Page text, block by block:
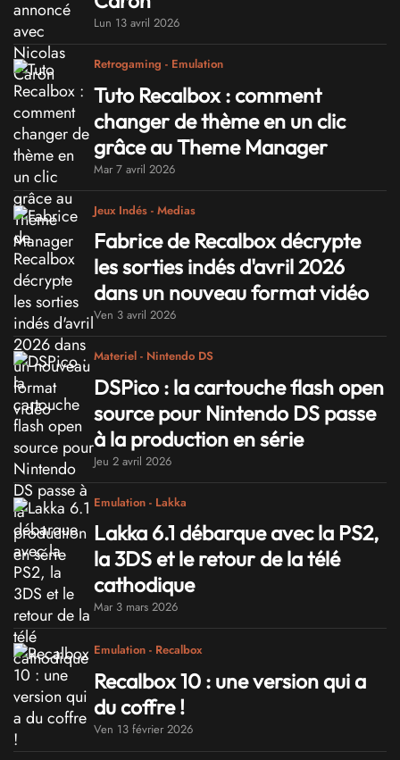
Lun 13 avril 2026
Retrogaming - Emulation
Tuto Recalbox : comment
changer de thème en un clic
grâce au Theme Manager
Mar 7 avril 2026
Jeux Indés - Medias
Fabrice de Recalbox décrypte
les sorties indés d'avril 2026
dans un nouveau format vidéo
Ven 3 avril 2026
Materiel - Nintendo DS
DSPico : la cartouche flash open
source pour Nintendo DS passe
à la production en série
Jeu 2 avril 2026
Emulation - Lakka
Lakka 6.1 débarque avec la PS2,
la 3DS et le retour de la télé
cathodique
Mar 3 mars 2026
Emulation - Recalbox
Recalbox 10 : une version qui a
du coffre !
Ven 13 février 2026